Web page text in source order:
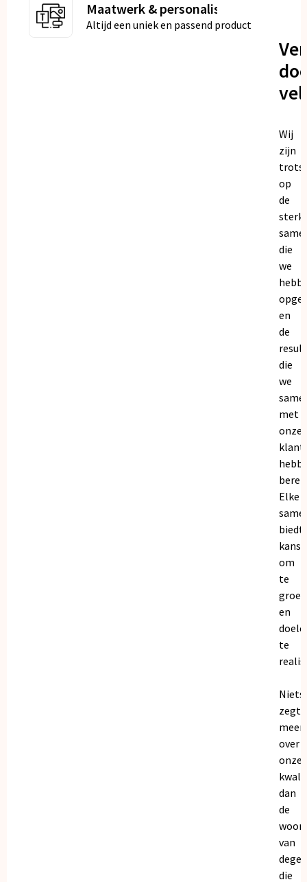
Maatwerk & personalisatie
Altijd een uniek en passend product
Wij
zijn
trots
op
de
die
we
en
de
die
we
met
onze
Elke
biedt
om
te
en
te
Niets
zegt
meer
over
onze
dan
de
van
die